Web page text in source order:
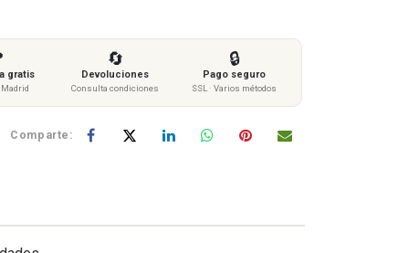
gratis
🔄
Devoluciones
Consulta condiciones
🔒
Pago seguro
SSL · Varios métodos
Comparte: